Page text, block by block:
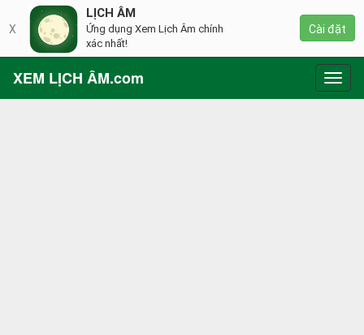
XEM LỊCH ÂM.com
X
LỊCH ÂM
Ứng dụng Xem Lịch Âm chính
xác nhất!
Cài đặt